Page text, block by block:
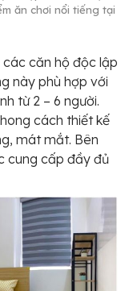
ăn chơi nổi tiếng tại
các căn hộ độc lập
này phù hợp với
từ 2 – 6 người.
cách thiết kế
mát mắt. Bên
cung cấp đầy đủ